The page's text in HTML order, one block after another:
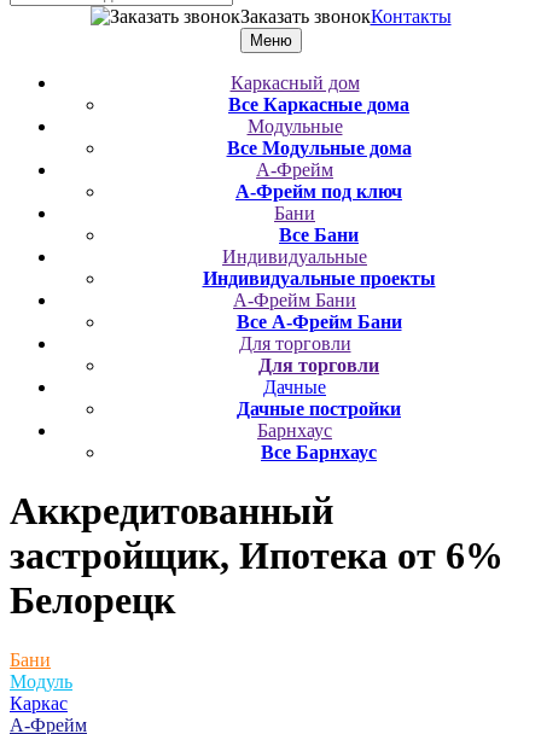
Заказать звонокКонтакты
Меню
Каркасный дом
Все Каркасные дома
Модульные
Все Модульные дома
А-Фрейм
А-Фрейм под ключ
Бани
Все Бани
Индивидуальные
Индивидуальные проекты
А-Фрейм Бани
Все А-Фрейм Бани
Для торговли
Для торговли
Дачные
Дачные постройки
Барнхаус
Все Барнхаус
Аккредитованный
застройщик, Ипотека от 6%
Белорецк
Бани
Модуль
Каркас
А-Фрейм